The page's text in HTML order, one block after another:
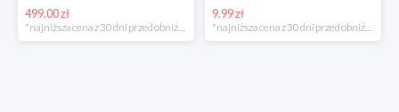
499.00 zł 9.99 zł